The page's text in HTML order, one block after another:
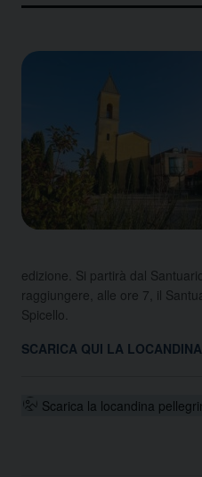
edizione. Si partirà dal
raggiungere, alle ore 7, il
Spicello.
SCARICA QUI LA LOCANDINA
Scarica la locandina